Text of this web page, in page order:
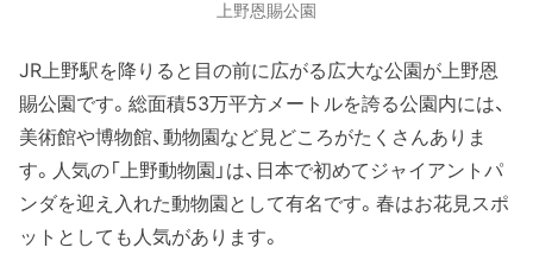
上野恩賜公園
JR上野駅を降りると目の前に広がる広大な公園が上野恩
賜公園です。総面積53万平方メートルを誇る公園内には、
美術館や博物館、動物園など見どころがたくさんありま
す。人気の「上野動物園」は、日本で初めてジャイアントパ
ンダを迎え入れた動物園として有名です。春はお花見スポ
ットとしても人気があります。